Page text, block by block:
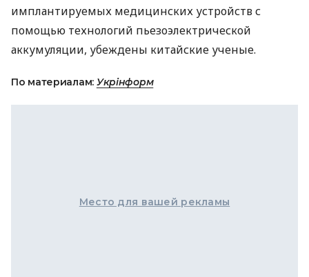
имплантируемых медицинских устройств с
помощью технологий пьезоэлектрической
аккумуляции, убеждены китайские ученые.
По материалам: Укрінформ
Место для вашей рекламы